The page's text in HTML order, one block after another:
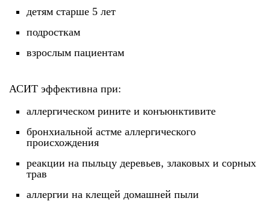
детям старше 5 лет
подросткам
взрослым пациентам
АСИТ эффективна при:
аллергическом рините и конъюнктивите
бронхиальной астме аллергического
происхождения
реакции на пыльцу деревьев, злаковых и сорных
трав
аллергии на клещей домашней пыли